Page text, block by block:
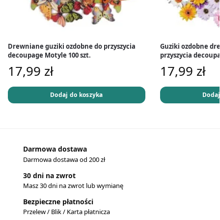
Drewniane guziki ozdobne do przyszycia
decoupage Motyle 100 szt.
17,99 zł
Dodaj do koszyka
Guziki ozdobne
przyszycia
17,99 zł
Darmowa dostawa
Darmowa dostawa od 200 zł
30 dni na zwrot
Masz 30 dni na zwrot lub wymianę
Bezpieczne płatności
Przelew / Blik / Karta płatnicza